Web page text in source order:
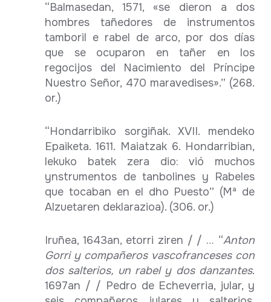
“Balmasedan, 1571, «se dieron a dos
hombres tañedores de instrumentos
tamboril e rabel de arco, por dos días
que se ocuparon en tañer en los
regocijos del Nacimiento del Príncipe
Nuestro Señor, 470 maravedises».” (268.
or.)
“Hondarribiko sorgiñak. XVII. mendeko
Epaiketa. 1611. Maiatzak 6. Hondarribian,
lekuko batek zera dio: vió muchos
ynstrumentos de tanbolines y Rabeles
que tocaban en el dho Puesto” (Mª de
Alzuetaren deklarazioa). (306. or.)
Iruñea, 1643an, etorri ziren / / … “Anton
Gorri y compañeros vascofranceses con
dos salterios, un rabel y dos danzantes.
1697an / / Pedro de Echeverria, jular, y